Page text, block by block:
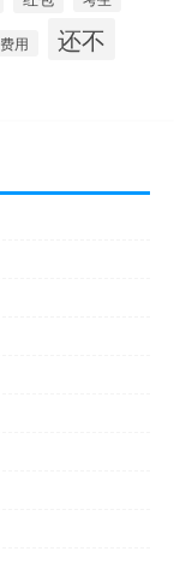
费用 还不